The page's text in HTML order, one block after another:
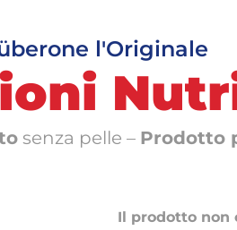
l'Originale
senza pelle – Prodotto
Il prodotto non